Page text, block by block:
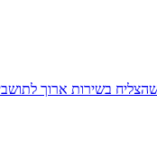
שהצליח בשירות ארוך